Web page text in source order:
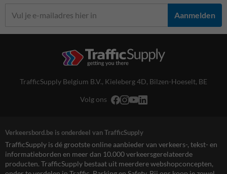
Aanmelden
TrafficSupply Belgium B.V., Kieleberg 4D, Bilzen-Hoeselt, BE
Volg ons
Verkeersbord.be is onderdeel van TrafficSupply
TrafficSupply is dé grootste online aanbieder van verkeers-, tekst- en
informatieborden en meer dan 10.000 verkeersgerelateerde
producten. TrafficSupply bestaat uit meerdere webshopconcepten,